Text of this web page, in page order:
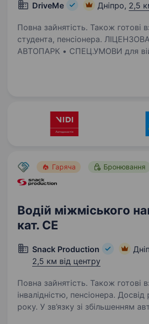
DriveMe Дніпро, 2,5
Повна зайнятість. Також готові
студента, пенсіонера. ЛІЦЕНЗОВАНИЙ
АВТОПАРК • СПЕЦ.УМОВИ для
Гаряча Бронювання
Водій міжміського
кат. СЕ
Snack Production
2,5 км від центру
Повна зайнятість. Також готові
інвалідністю, пенсіонера. Досвід
року. У зв’язку зі збільшенням автопарку,